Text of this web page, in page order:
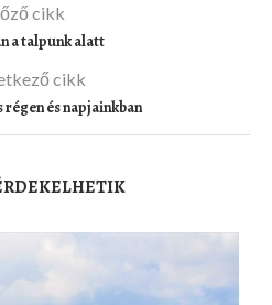
cikk
a talpunk alatt
cikk
és napjainkban